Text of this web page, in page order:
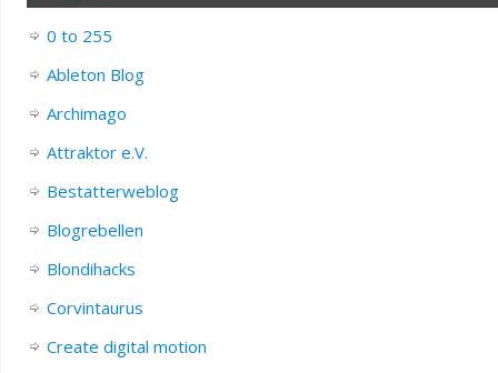
0 to 255
Ableton Blog
Archimago
Attraktor e.V.
Bestatterweblog
Blogrebellen
Blondihacks
Corvintaurus
Create digital motion